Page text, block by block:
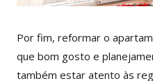
Por fim, reformar o
que bom gosto e
também estar atento às